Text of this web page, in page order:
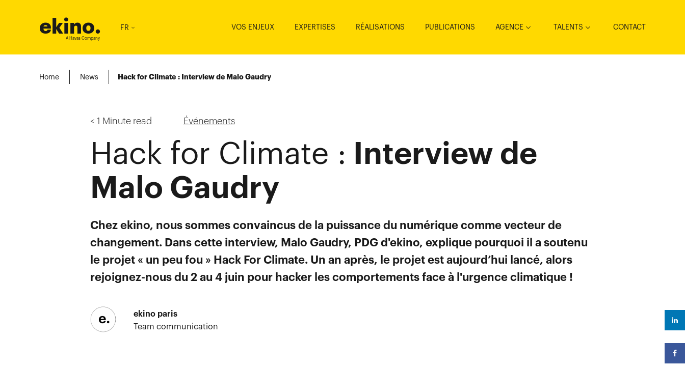
ekino.
A Havas Company
FR VOS ENJEUX EXPERTISES RÉALISATIONS PUBLICATIONS AGENCE TALENTS CONTACT
Home News Hack for Climate : Interview de Malo Gaudry
< 1 Minute read Événements
Hack for Climate : Interview de
Malo Gaudry
Chez ekino, nous sommes convaincus de la puissance du numérique comme vecteur de
changement. Dans cette interview, Malo Gaudry, PDG d'ekino, explique pourquoi il a soutenu
le projet « un peu fou » Hack For Climate. Un an après, le projet est aujourd’hui lancé, alors
rejoignez-nous du 2 au 4 juin pour hacker les comportements face à l'urgence climatique !
ekino paris
Team communication